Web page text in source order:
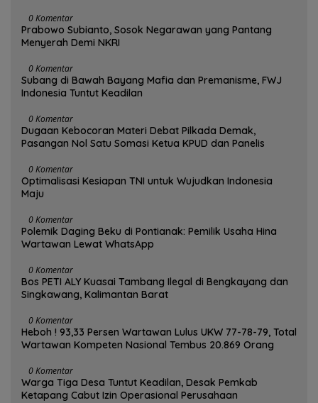
0 Komentar
Prabowo Subianto, Sosok Negarawan yang Pantang
Menyerah Demi NKRI
0 Komentar
Subang di Bawah Bayang Mafia dan Premanisme, FWJ
Indonesia Tuntut Keadilan
0 Komentar
Dugaan Kebocoran Materi Debat Pilkada Demak,
Pasangan Nol Satu Somasi Ketua KPUD dan Panelis
0 Komentar
Optimalisasi Kesiapan TNI untuk Wujudkan Indonesia
Maju
0 Komentar
Polemik Daging Beku di Pontianak: Pemilik Usaha Hina
Wartawan Lewat WhatsApp
0 Komentar
Bos PETI ALY Kuasai Tambang Ilegal di Bengkayang dan
Singkawang, Kalimantan Barat
0 Komentar
Heboh ! 93,33 Persen Wartawan Lulus UKW 77-78-79, Total
Wartawan Kompeten Nasional Tembus 20.869 Orang
0 Komentar
Warga Tiga Desa Tuntut Keadilan, Desak Pemkab
Ketapang Cabut Izin Operasional Perusahaan